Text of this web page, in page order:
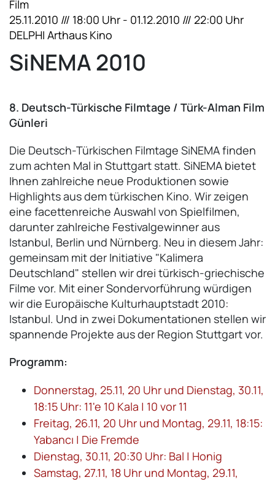
Film
25.11.2010 /// 18:00 Uhr - 01.12.2010 /// 22:00 Uhr
DELPHI Arthaus Kino
SiNEMA 2010
8. Deutsch-Türkische Filmtage / Türk-Alman Film
Günleri
Die Deutsch-Türkischen Filmtage SiNEMA finden
zum achten Mal in Stuttgart statt. SiNEMA bietet
Ihnen zahlreiche neue Produktionen sowie
Highlights aus dem türkischen Kino. Wir zeigen
eine facettenreiche Auswahl von Spielfilmen,
darunter zahlreiche Festivalgewinner aus
Istanbul, Berlin und Nürnberg. Neu in diesem Jahr:
gemeinsam mit der Initiative "Kalimera
Deutschland" stellen wir drei türkisch-griechische
Filme vor. Mit einer Sondervorführung würdigen
wir die Europäische Kulturhauptstadt 2010:
Istanbul. Und in zwei Dokumentationen stellen wir
spannende Projekte aus der Region Stuttgart vor.
Programm:
Donnerstag, 25.11, 20 Uhr und Dienstag, 30.11,
18:15 Uhr: 11'e 10 Kala | 10 vor 11
Freitag, 26.11, 20 Uhr und Montag, 29.11, 18:15:
Yabancı | Die Fremde
Dienstag, 30.11, 20:30 Uhr: Bal | Honig
Samstag, 27.11, 18 Uhr und Montag, 29.11,